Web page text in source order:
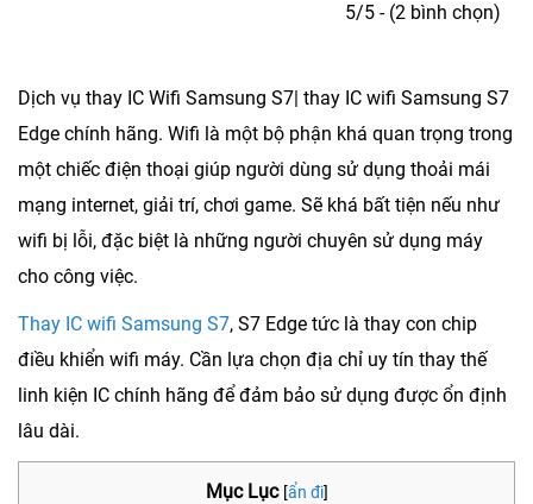
5/5 - (2 bình chọn)
Dịch vụ thay IC Wifi Samsung S7| thay IC wifi Samsung S7
Edge chính hãng. Wifi là một bộ phận khá quan trọng trong
một chiếc điện thoại giúp người dùng sử dụng thoải mái
mạng internet, giải trí, chơi game. Sẽ khá bất tiện nếu như
wifi bị lỗi, đặc biệt là những người chuyên sử dụng máy
cho công việc.
Thay IC wifi Samsung S7, S7 Edge tức là thay con chip
điều khiển wifi máy. Cần lựa chọn địa chỉ uy tín thay thế
linh kiện IC chính hãng để đảm bảo sử dụng được ổn định
lâu dài.
Mục Lục [ẩn đi]